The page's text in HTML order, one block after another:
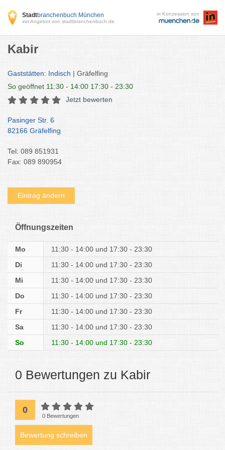
Stadtbranchenbuch München
ein Angebot von stadtbranchenbuch.de
in Konzession von
Kabir
Gaststätten: Indisch | Gräfelfing
So geöffnet 11:30 - 14:00 17:30 - 23:30
Jetzt bewerten
Pasinger Str. 6
82166 Gräfelfing
Tel: 089 851931
Fax: 089 890954
Eintrag ändern
Öffnungszeiten
Mo 11:30 - 14:00
17:30 - 23:30
Di
11:30 - 14:00
17:30 - 23:30
Mi
11:30 - 14:00
17:30 - 23:30
Do
11:30 - 14:00
17:30 - 23:30
Fr
11:30 - 14:00
17:30 - 23:30
Sa
11:30 - 14:00
17:30 - 23:30
So
11:30 - 14:00 17:30 - 23:30
0 Bewertungen zu Kabir
0
0 Bewertungen
Bewertung schreiben